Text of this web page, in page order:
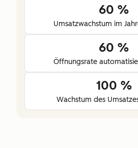
60 %
Umsatzwachstum im
60 %
Öffnungsrate
100 %
Wachstum des